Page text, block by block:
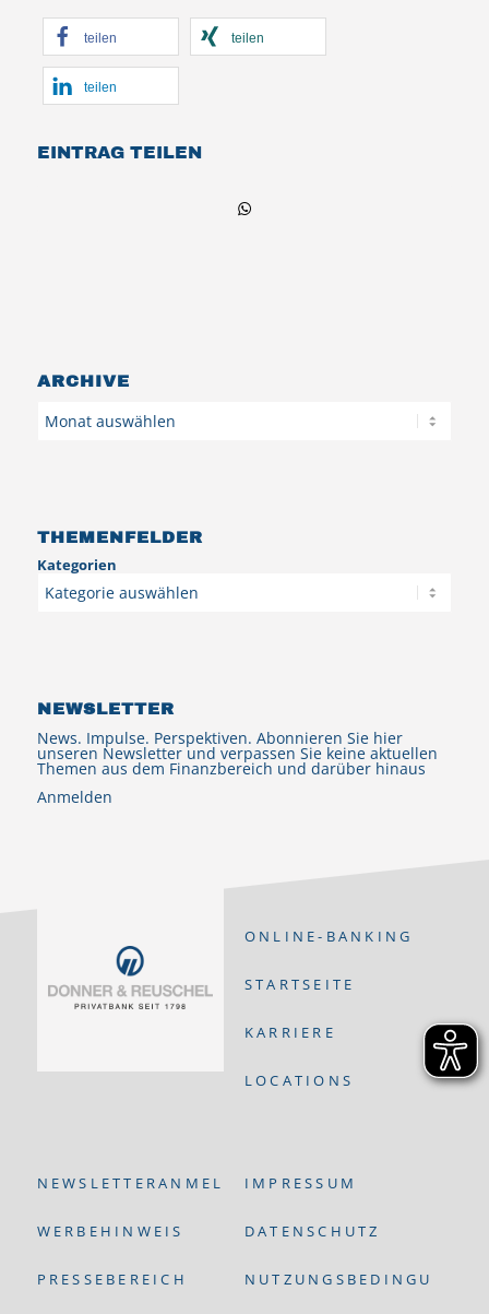
teilen teilen
teilen
EINTRAG TEILEN
ARCHIVE
THEMENFELDER
Kategorien
NEWSLETTER
News. Impulse. Perspektiven. Abonnieren Sie hier
unseren Newsletter und verpassen Sie keine aktuellen
Themen aus dem Finanzbereich und darüber hinaus
Anmelden
ONLINE-BANKING
STARTSEITE
KARRIERE
LOCATIONS
NEWSLETTERANMELDUNG
WERBEHINWEIS
PRESSEBEREICH
IMPRESSUM
DATENSCHUTZ
NUTZUNGSBEDINGUNGEN